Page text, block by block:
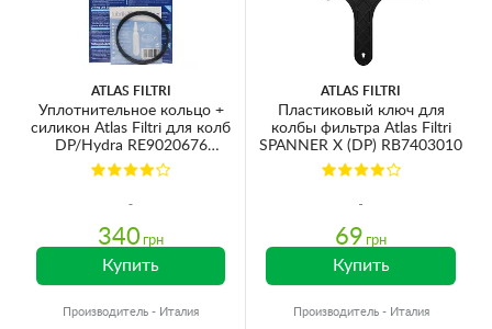
ATLAS FILTRI
Уплотнительное кольцо +
силикон Atlas Filtri для колб
DP/Hydra RE9020676
Ø84х3.5мм
340 грн
Купить
Производитель - Италия
ATLAS FILTRI
Пластиковый ключ для
колбы фильтра Atlas Filtri
SPANNER X (DP) RB7403010
69 грн
Купить
Производитель - Италия